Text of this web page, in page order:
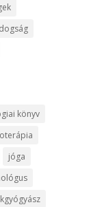
könyv
jóga